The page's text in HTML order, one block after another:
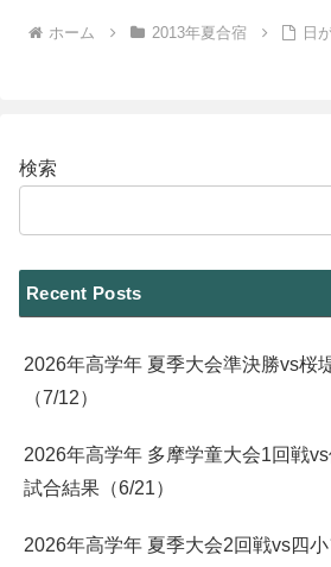
ホーム 2013年夏合宿 日
検索
Recent Posts
2026年高学年 夏季大会準決勝vs桜
（7/12）
2026年高学年 多摩学童大会1回戦
試合結果（6/21）
2026年高学年 夏季大会2回戦vs四